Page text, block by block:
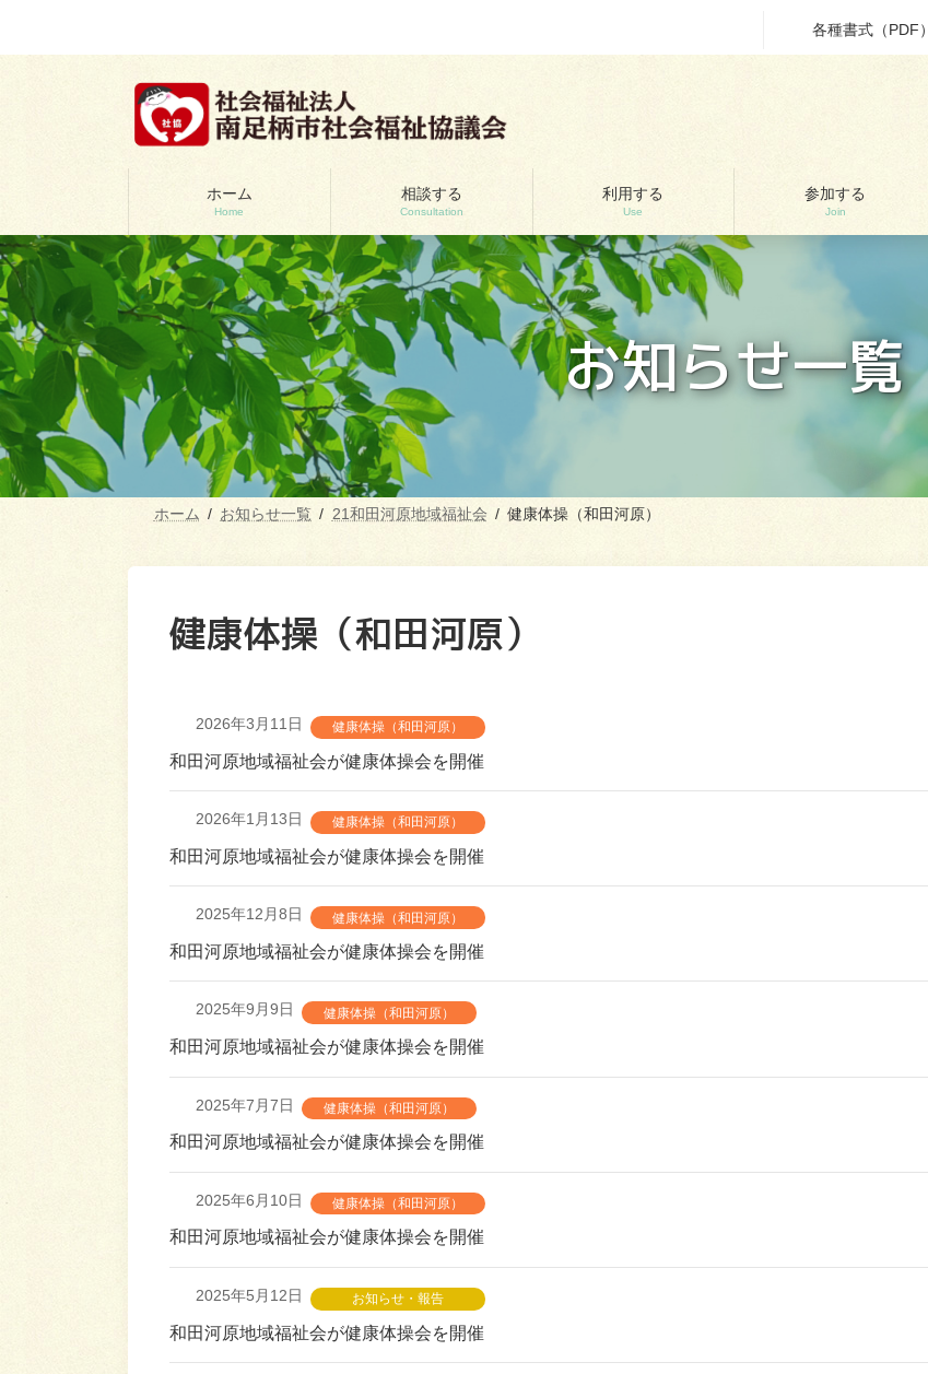
テ
ゲ
各種書式（PDF）
ホーム
Home
相談する
Consultation
利用する
Use
参加する
Join
お知らせ一覧
ホーム お知らせ一覧 21和田河原地域福祉会 健康体操（和田河原）
健康体操（和田河原）
2026年3月11日 健康体操（和田河原）
和田河原地域福祉会が健康体操会を開催
2026年1月13日 健康体操（和田河原）
和田河原地域福祉会が健康体操会を開催
2025年12月8日 健康体操（和田河原）
和田河原地域福祉会が健康体操会を開催
2025年9月9日 健康体操（和田河原）
和田河原地域福祉会が健康体操会を開催
2025年7月7日 健康体操（和田河原）
和田河原地域福祉会が健康体操会を開催
2025年6月10日 健康体操（和田河原）
和田河原地域福祉会が健康体操会を開催
2025年5月12日 お知らせ・報告
和田河原地域福祉会が健康体操会を開催